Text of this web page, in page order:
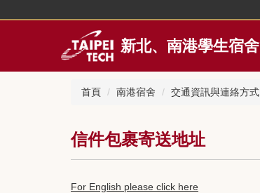
新北、南港學生宿舍
首頁 南港宿舍 交通資訊與連絡方式
信件包裹寄送地址
For English please click here